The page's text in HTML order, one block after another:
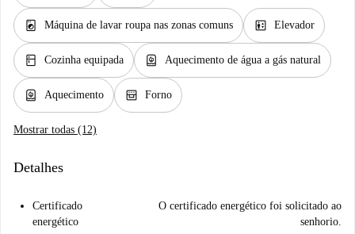
local_laundry_service Máquina de lavar roupa nas zonas comuns elevator Elevador
kitchen Cozinha equipada water_heater Aquecimento de água a gás natural
water_heater Aquecimento oven_gen Forno
Mostrar todas (12)
Detalhes
Certificado
energético
O certificado energético foi solicitado ao
senhorio.